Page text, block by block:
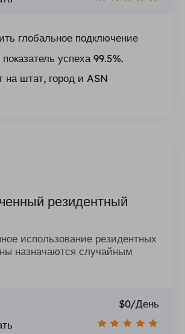
глобальное подключение
успеха 99.5%.
на штат, город и ASN
резидентный
использование резидентных
назначаются случайным
$0/День